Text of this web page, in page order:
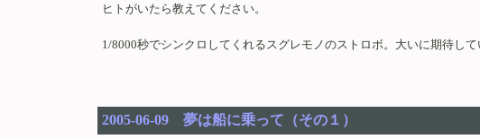
ヒトがいたら教えてください。
1/8000秒でシンクロしてくれるスグレモノのストロボ。大いに期待し
2005-06-09 夢は船に乗って（その１）